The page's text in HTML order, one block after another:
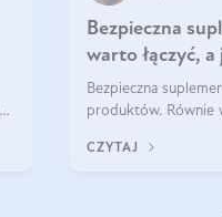
Bezpieczna
warto łączyć, a
Bezpieczna
produktów. Równie
łączyć suplementy
CZYTAJ